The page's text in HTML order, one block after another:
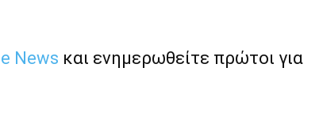
News και ενημερωθείτε πρώτοι για